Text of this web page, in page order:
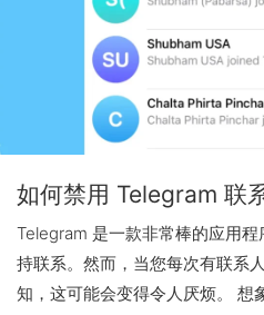
如何禁用 Telegram 联
Telegram 是一款非常棒的应用
持联系。然而，当您每次有联系
知，这可能会变得令人厌烦。 想